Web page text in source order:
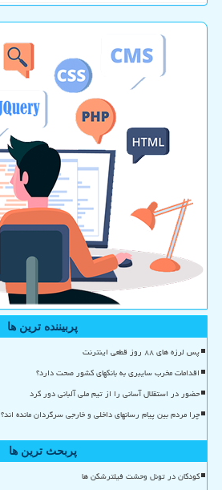
پربیننده ترین ها
پس لرزه های ۸۸ روز قطعی اینترنت
اقدامات مخرب سایبری به بانکهای کشور صحت دارد؟
حضور در استقلال آسانی را از تیم ملی آلبانی دور کرد
چرا مردم بین پیام رسانهای داخلی و خارجی سرگردان مانده اند؟
پربحث ترین ها
کودکان در تونل وحشت فیلترشکن ها